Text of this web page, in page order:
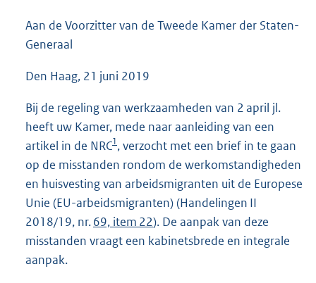
Aan de Voorzitter van de Tweede Kamer der Staten-
Generaal
Den Haag, 21 juni 2019
Bij de regeling van werkzaamheden van 2 april jl.
heeft uw Kamer, mede naar aanleiding van een
artikel in de NRC1, verzocht met een brief in te gaan
op de misstanden rondom de werkomstandigheden
en huisvesting van arbeidsmigranten uit de Europese
Unie (EU-arbeidsmigranten) (Handelingen II
2018/19, nr.69, item 22). De aanpak van deze
misstanden vraagt een kabinetsbrede en integrale
aanpak.